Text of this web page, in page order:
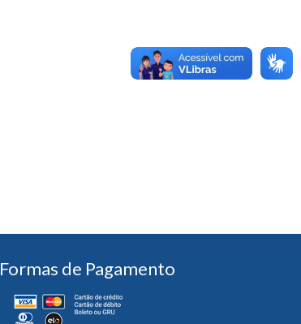
Formas de Pagamento